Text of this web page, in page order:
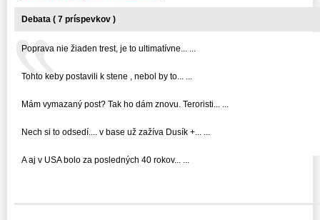
Debata ( 7 príspevkov )
Poprava nie žiaden trest, je to ultimatívne... ...
Tohto keby postavili k stene , nebol by to... ...
Mám vymazaný post? Tak ho dám znovu. Teroristi... ...
Nech si to odsedí.... v base už zažíva Dusík +... ...
A aj v USA bolo za posledných 40 rokov... ...